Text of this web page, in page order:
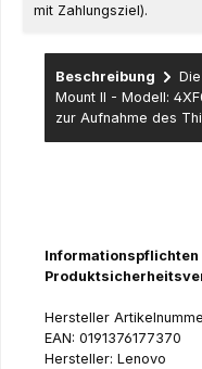
mit Zahlungsziel).
Beschreibung
Mount II - Modell:
zur Aufnahme des
Informationspflichten
Hersteller
EAN: 0191376177370
Hersteller: Lenovo